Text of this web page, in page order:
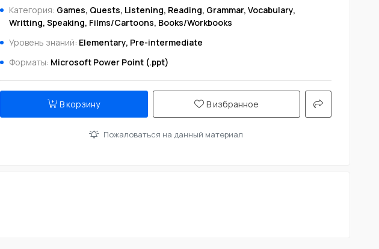
Категория: Games, Quests, Listening, Reading, Grammar, Vocabulary,
Writting, Speaking, Films/Cartoons, Books/Workbooks
Уровень знаний: Elementary, Pre-intermediate
Форматы: Microsoft Power Point (.ppt)
В корзину В избранное
Пожаловаться на данный материал